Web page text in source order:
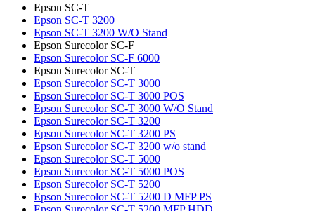
Epson SC-T
Epson SC-T 3200
Epson SC-T 3200 W/O Stand
Epson Surecolor SC-F
Epson Surecolor SC-F 6000
Epson Surecolor SC-T
Epson Surecolor SC-T 3000
Epson Surecolor SC-T 3000 POS
Epson Surecolor SC-T 3000 W/O Stand
Epson Surecolor SC-T 3200
Epson Surecolor SC-T 3200 PS
Epson Surecolor SC-T 3200 w/o stand
Epson Surecolor SC-T 5000
Epson Surecolor SC-T 5000 POS
Epson Surecolor SC-T 5200
Epson Surecolor SC-T 5200 D MFP PS